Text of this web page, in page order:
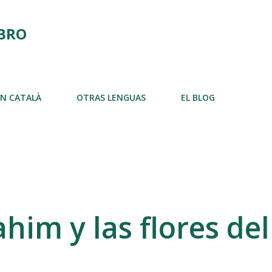
CATALÀ OTRAS LENGUAS EL BLOG
y las flores del